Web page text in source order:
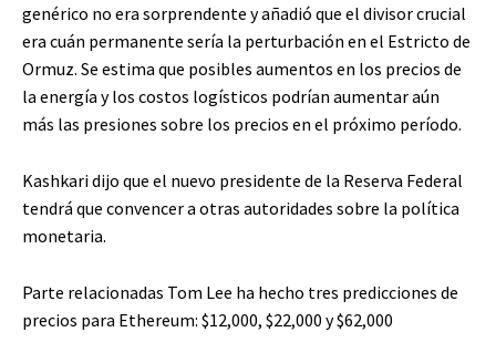
genérico no era sorprendente y añadió que el divisor crucial
era cuán permanente sería la perturbación en el Estricto de
Ormuz. Se estima que posibles aumentos en los precios de
la energía y los costos logísticos podrían aumentar aún
más las presiones sobre los precios en el próximo período.
Kashkari dijo que el nuevo presidente de la Reserva Federal
tendrá que convencer a otras autoridades sobre la política
monetaria.
Parte relacionadas Tom Lee ha hecho tres predicciones de
precios para Ethereum: $12,000, $22,000 y $62,000